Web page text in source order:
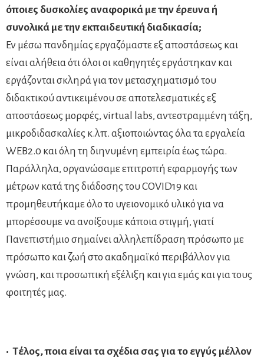
όποιες δυσκολίες αναφορικά με την έρευνα ή
συνολικά με την εκπαιδευτική διαδικασία;
Εν μέσω πανδημίας εργαζόμαστε εξ αποστάσεως και
είναι αλήθεια ότι όλοι οι καθηγητές εργάστηκαν και
εργάζονται σκληρά για τον μετασχηματισμό του
διδακτικού αντικειμένου σε αποτελεσματικές εξ
αποστάσεως μορφές, virtual labs, αντεστραμμένη τάξη,
μικροδιδασκαλίες κ.λπ. αξιοποιώντας όλα τα εργαλεία
WEB2.0 και όλη τη διηνυμένη εμπειρία έως τώρα.
Παράλληλα, οργανώσαμε επιτροπή εφαρμογής των
μέτρων κατά της διάδοσης του COVID19 και
προμηθευτήκαμε όλο το υγειονομικό υλικό για να
μπορέσουμε να ανοίξουμε κάποια στιγμή, γιατί
Πανεπιστήμιο σημαίνει αλληλεπίδραση πρόσωπο με
πρόσωπο και ζωή στο ακαδημαϊκό περιβάλλον για
γνώση, και προσωπική εξέλιξη και για εμάς και για τους
φοιτητές μας.
• Τέλος, ποια είναι τα σχέδια σας για το εγγύς μέλλον